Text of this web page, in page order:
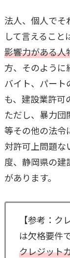
法人、個人でそ
して言えること
影響力がある人
方、そのように
バイト、パート
も、建設業許可
ただし、暴力
等その他の法令
対許可上問題な
度、静岡県の
があります。
【参考：
は欠格要件
クレジット